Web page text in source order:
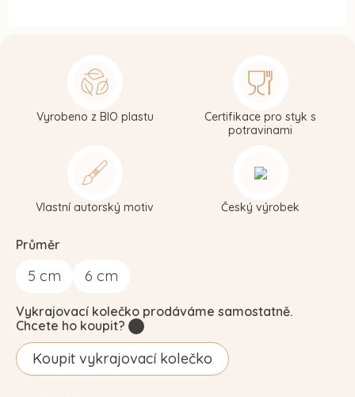
Průměr
5 cm 6 cm
Vyrobeno z BIO plastu
Certifikace pro styk s
potravinami
Vlastní autorský motiv Český výrobek
Vykrajovací kolečko prodáváme samostatně.
Chcete ho koupit?
Koupit vykrajovací kolečko